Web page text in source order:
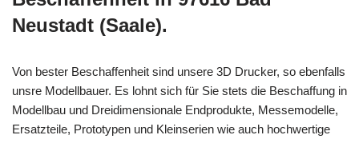
Neustadt (Saale).
Von bester Beschaffenheit sind unsere 3D Drucker, so ebenfalls
unsre Modellbauer. Es lohnt sich für Sie stets die Beschaffung in
Modellbau und Dreidimensionale Endprodukte, Messemodelle,
Ersatzteile, Prototypen und Kleinserien wie auch hochwertige